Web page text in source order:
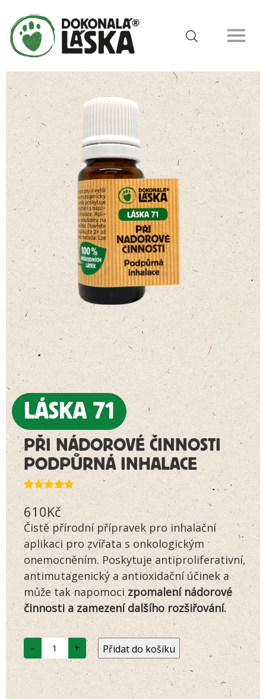
LÁSKA 71
PŘI NÁDOROVÉ ČINNOSTI
PODPŮRNÁ INHALACE
Hodnoceno
4.72z 5
na základě
18
hodnocení
zákazníků
610Kč
Čistě přírodní přípravek pro inhalační
aplikaci pro zvířata s onkologickým
onemocněním. Poskytuje antiproliferativní,
antimutagenický a antioxidační účinek a
může tak napomocizpomalení nádorové
činnosti a zamezení dalšího rozšiřování.
- LÁSKA
PŘI
NÁDOROVÉ
ČINNOSTI
Podpůrná
+ Přidat do košíku